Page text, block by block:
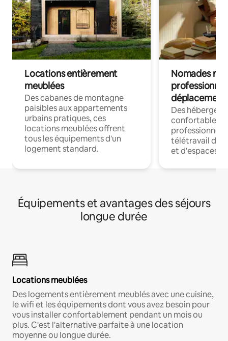
Locations entièrement
meublées
Des cabanes de montagne
paisibles aux appartements
urbains pratiques, ces
locations meublées offrent
tous les équipements d'un
logement standard.
Nomades
déplacement
Des
confortables
professionnels
télétravail
et d'espaces
Équipements et avantages des séjours
longue durée
Locations meublées
Des logements entièrement meublés avec une cuisine,
le wifi et les équipements dont vous avez besoin pour
vous installer confortablement pendant un mois ou
plus. C'est l'alternative parfaite à une location
moyenne ou longue durée.